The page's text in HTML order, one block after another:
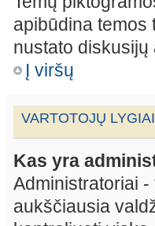
apibūdina temos
nustato
Į viršų
VARTOTOJŲ
Kas yra
Administratoriai
aukščiausia